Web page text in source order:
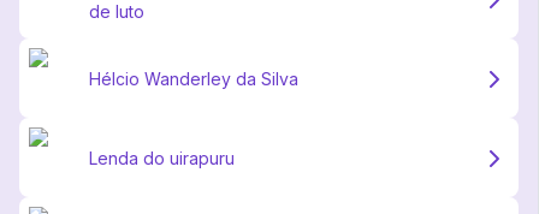
de luto
Hélcio Wanderley da Silva
Lenda do uirapuru